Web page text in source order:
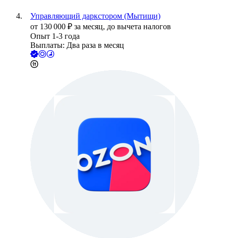
Управляющий даркстором (Мытищи)
от 130 000 ₽ за месяц, до вычета налогов
Опыт 1-3 года
Выплаты: Два раза в месяц